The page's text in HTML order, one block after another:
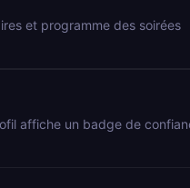
et programme des soirées
affiche un badge de